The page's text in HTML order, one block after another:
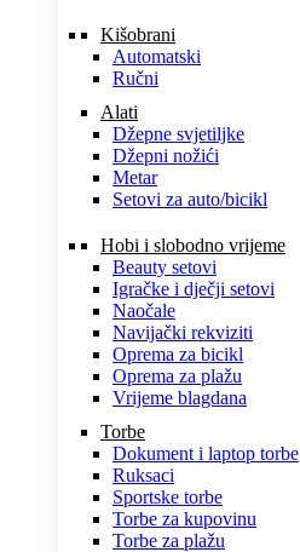
Kišobrani
Automatski
Ručni
Alati
Džepne svjetiljke
Džepni nožići
Metar
Setovi za auto/bicikl
Hobi i slobodno vrijeme
Beauty setovi
Igračke i dječji setovi
Naočale
Navijački rekviziti
Oprema za bicikl
Oprema za plažu
Vrijeme blagdana
Torbe
Dokument i laptop torbe
Ruksaci
Sportske torbe
Torbe za kupovinu
Torbe za plažu